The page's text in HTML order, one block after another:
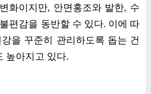
화이지만, 안면홍조와 발한, 수
편감을 동반할 수 있다. 이에 따
을 꾸준히 관리하도록 돕는 건
높아지고 있다.